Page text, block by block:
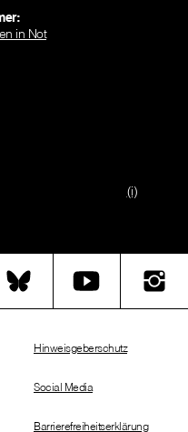
in Not
(i)
Hinweisgeberschutz
Social Media
Barrierefreiheitserklärung